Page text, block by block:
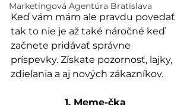
Marketingová Agentúra Bratislava
Keď vám mám ale pravdu povedať
tak to nie je až také náročné keď
začnete pridávať správne
príspevky. Získate pozornosť, lajky,
zdieľania a aj nových zákazníkov.
1. Meme-čka